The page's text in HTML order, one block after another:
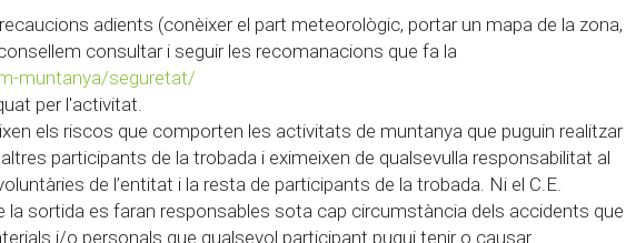
adients (conèixer el part meteorològic, portar un mapa de la zona,
consultar i seguir les recomanacions que fa la
muntanya/seguretat/
per l'activitat.
els riscos que comporten les activitats de muntanya que puguin realitzar
participants de la trobada i eximeixen de qualsevulla responsabilitat al
de l’entitat i la resta de participants de la trobada. Ni el C.E.
la sortida es faran responsables sota cap circumstància dels accidents que
i/o personals que qualsevol participant pugui tenir o causar